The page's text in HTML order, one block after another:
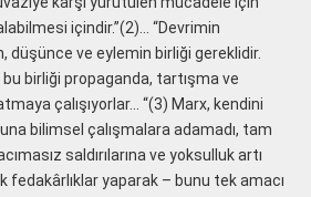
içindir.”(2)… “Devrimin
düşünce ve eylemin birliği gereklidir.
birliği propaganda, tartışma ve
çalışıyorlar… “(3) Marx, kendini
bilimsel çalışmalara adamadı, tam
saldırılarına ve yoksulluk artı
fedakârlıklar yaparak – bunu tek amacı